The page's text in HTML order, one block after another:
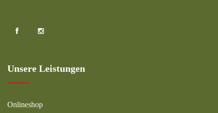
Unsere Leistungen
Onlineshop